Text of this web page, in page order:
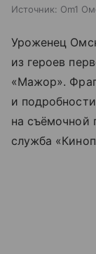
Источник: Om1
Уроженец
из героев
«Мажор».
и
на съёмочной
служба